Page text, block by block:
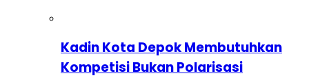
Kadin Kota Depok Membutuhkan
Kompetisi Bukan Polarisasi